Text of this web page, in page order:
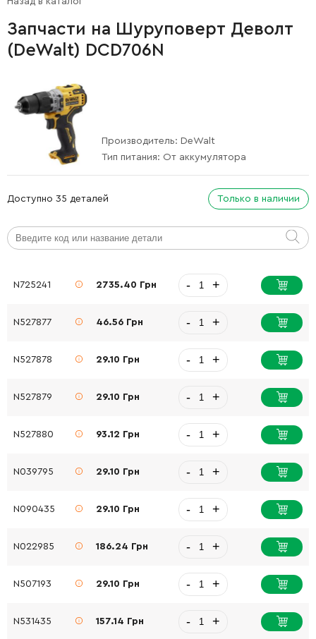
Запчасти на Шуруповерт Деволт
(DeWalt) DCD706N
Производитель: DeWalt
Тип питания: От аккумулятора
Доступно 35 деталей Только в наличии
N725241 2735.40 Грн - +
N527877 46.56 Грн - +
N527878 29.10 Грн - +
N527879 29.10 Грн - +
N527880 93.12 Грн - +
N039795 29.10 Грн - +
N090435 29.10 Грн - +
N022985 186.24 Грн - +
N507193 29.10 Грн - +
N531435 157.14 Грн - +